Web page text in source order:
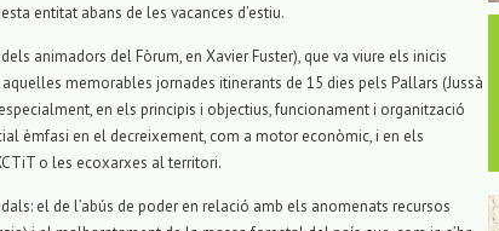
entitat abans de les vacances d’estiu.
animadors del Fòrum, en Xavier Fuster), que va viure els inicis
memorables jornades itinerants de 15 dies pels Pallars (Jussà
en els principis i objectius, funcionament i organització
èmfasi en el decreixement, com a motor econòmic, i en els
o les ecoxarxes al territori.
el de l’abús de poder en relació amb els anomenats recursos